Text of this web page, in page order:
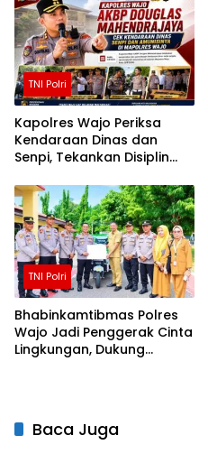
TNI Polri
Kapolres Wajo Periksa
Kendaraan Dinas dan
Senpi, Tekankan Disiplin
Personel
TNI Polri
Bhabinkamtibmas Polres
Wajo Jadi Penggerak Cinta
Lingkungan, Dukung
Baca Juga